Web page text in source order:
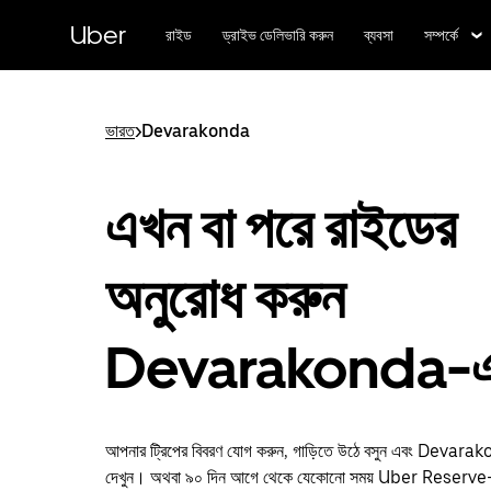
বিষয়সূচিতে
Uber রাইড ড্রাইভ ডেলিভারি করুন ব্যবসা সম্পর্কে
ভারত>Devarakonda
এখন বা পরে রাইডের
অনুরোধ করুন
Devarakonda-
আপনার ট্রিপের বিবরণ যোগ করুন, গাড়িতে উঠে বসুন এবং
দেখুন। অথবা ৯০ দিন আগে থেকে যেকোনো সময় Uber Reserve-